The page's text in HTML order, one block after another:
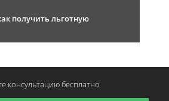
получить льготную
консультациюбесплатно